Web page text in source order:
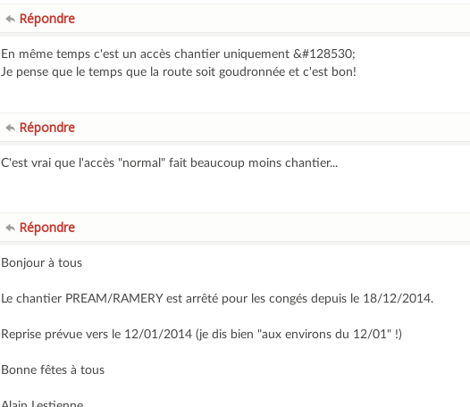
Répondre
En même temps c'est un accès chantier uniquement &#128530;
Je pense que le temps que la route soit goudronnée et c'est bon!
Répondre
C'est vrai que l'accès "normal" fait beaucoup moins chantier...
Répondre
Bonjour à tous
Le chantier PREAM/RAMERY est arrêté pour les congés depuis le 18/12/2014.
Reprise prévue vers le 12/01/2014 (je dis bien "aux environs du 12/01" !)
Bonne fêtes à tous